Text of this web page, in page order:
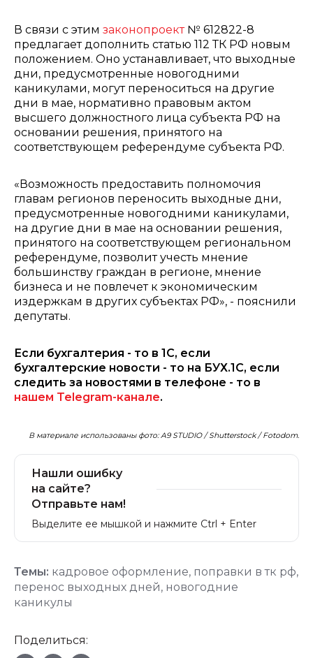
В связи с этим законопроект№ 612822-8
предлагает дополнить статью 112 ТК РФ новым
положением. Оно устанавливает, что выходные
дни, предусмотренные новогодними
каникулами, могут переноситься на другие
дни в мае, нормативно правовым актом
высшего должностного лица субъекта РФ на
основании решения, принятого на
соответствующем референдуме субъекта РФ.
«Возможность предоставить полномочия
главам регионов переносить выходные дни,
предусмотренные новогодними каникулами,
на другие дни в мае на основании решения,
принятого на соответствующем региональном
референдуме, позволит учесть мнение
большинству граждан в регионе, мнение
бизнеса и не повлечет к экономическим
издержкам в других субъектах РФ», - пояснили
депутаты.
Если бухгалтерия - то в 1С, если
бухгалтерские новости - то на БУХ.1С, если
следить за новостями в телефоне - то в
нашем Telegram-канале.
В материале использованы фото: A9 STUDIO / Shutterstock / Fotodom.
Нашли ошибку
на сайте?
Отправьте нам!
Выделите ее мышкой и нажмите Ctrl + Enter
Темы: кадровое оформление, поправки в тк рф,
перенос выходных дней, новогодние
каникулы
Поделиться: